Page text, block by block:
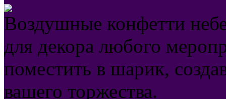
Воздушные конфетти
для декора любого
поместить в шарик,
вашего торжества.